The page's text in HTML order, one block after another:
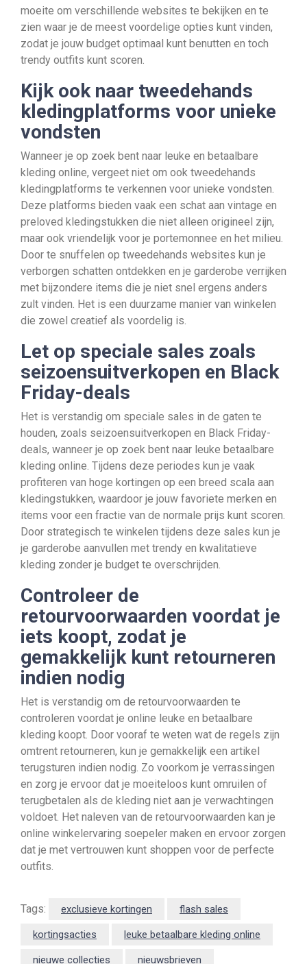
moeite om verschillende websites te bekijken en te
zien waar je de meest voordelige opties kunt vinden,
zodat je jouw budget optimaal kunt benutten en toch
trendy outfits kunt scoren.
Kijk ook naar tweedehands
kledingplatforms voor unieke
vondsten
Wanneer je op zoek bent naar leuke en betaalbare
kleding online, vergeet niet om ook tweedehands
kledingplatforms te verkennen voor unieke vondsten.
Deze platforms bieden vaak een schat aan vintage en
preloved kledingstukken die niet alleen origineel zijn,
maar ook vriendelijk voor je portemonnee en het milieu.
Door te snuffelen op tweedehands websites kun je
verborgen schatten ontdekken en je garderobe verrijken
met bijzondere items die je niet snel ergens anders
zult vinden. Het is een duurzame manier van winkelen
die zowel creatief als voordelig is.
Let op speciale sales zoals
seizoensuitverkopen en Black
Friday-deals
Het is verstandig om speciale sales in de gaten te
houden, zoals seizoensuitverkopen en Black Friday-
deals, wanneer je op zoek bent naar leuke betaalbare
kleding online. Tijdens deze periodes kun je vaak
profiteren van hoge kortingen op een breed scala aan
kledingstukken, waardoor je jouw favoriete merken en
items voor een fractie van de normale prijs kunt scoren.
Door strategisch te winkelen tijdens deze sales kun je
je garderobe aanvullen met trendy en kwalitatieve
kleding zonder je budget te overschrijden.
Controleer de
retourvoorwaarden voordat je
iets koopt, zodat je
gemakkelijk kunt retourneren
indien nodig
Het is verstandig om de retourvoorwaarden te
controleren voordat je online leuke en betaalbare
kleding koopt. Door vooraf te weten wat de regels zijn
omtrent retourneren, kun je gemakkelijk een artikel
terugsturen indien nodig. Zo voorkom je verrassingen
en zorg je ervoor dat je moeiteloos kunt omruilen of
terugbetalen als de kleding niet aan je verwachtingen
voldoet. Het naleven van de retourvoorwaarden kan je
online winkelervaring soepeler maken en ervoor zorgen
dat je met vertrouwen kunt shoppen voor de perfecte
outfits.
Tags: exclusieve kortingen flash sales
kortingsacties leuke betaalbare kleding online
nieuwe collecties nieuwsbrieven